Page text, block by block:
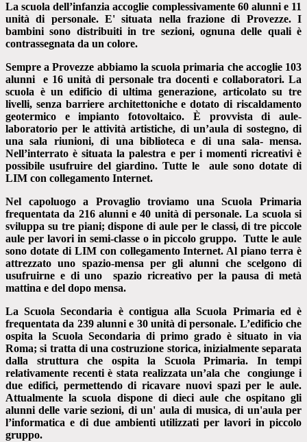
La scuola dell’infanzia accoglie complessivamente 60 alunni e 11
unità di personale. E' situata nella frazione di Provezze. I
bambini sono distribuiti in tre sezioni, ognuna delle quali è
contrassegnata da un colore.
Sempre a Provezze abbiamo la scuola primaria che accoglie 103
alunni e 16 unità di personale tra docenti e collaboratori. La
scuola è un edificio di ultima generazione, articolato su tre
livelli, senza barriere architettoniche e dotato di riscaldamento
geotermico e impianto fotovoltaico. È provvista di aule-
laboratorio per le attività artistiche, di un’aula di sostegno, di
una sala riunioni, di una biblioteca e di una sala- mensa.
Nell’interrato è situata la palestra e per i momenti ricreativi è
possibile usufruire del giardino. Tutte le aule sono dotate di
LIM con collegamento Internet.
Nel capoluogo a Provaglio troviamo una Scuola Primaria
frequentata da 216 alunni e 40 unità di personale. La scuola si
sviluppa su tre piani; dispone di aule per le classi, di tre piccole
aule per lavori in semi-classe o in piccolo gruppo. Tutte le aule
sono dotate di LIM con collegamento Internet. Al piano terra è
attrezzato uno spazio-mensa per gli alunni che scelgono di
usufruirne e di uno spazio ricreativo per la pausa di metà
mattina e del dopo mensa.
La Scuola Secondaria è contigua alla Scuola Primaria ed è
frequentata da 239 alunni e 30 unità di personale. L’edificio che
ospita la Scuola Secondaria di primo grado è situato in via
Roma; si tratta di una costruzione storica, inizialmente separata
dalla struttura che ospita la Scuola Primaria. In tempi
relativamente recenti è stata realizzata un’ala che congiunge i
due edifici, permettendo di ricavare nuovi spazi per le aule.
Attualmente la scuola dispone di dieci aule che ospitano gli
alunni delle varie sezioni, di un' aula di musica, di un'aula per
l’informatica e di due ambienti utilizzati per lavori in piccolo
gruppo.